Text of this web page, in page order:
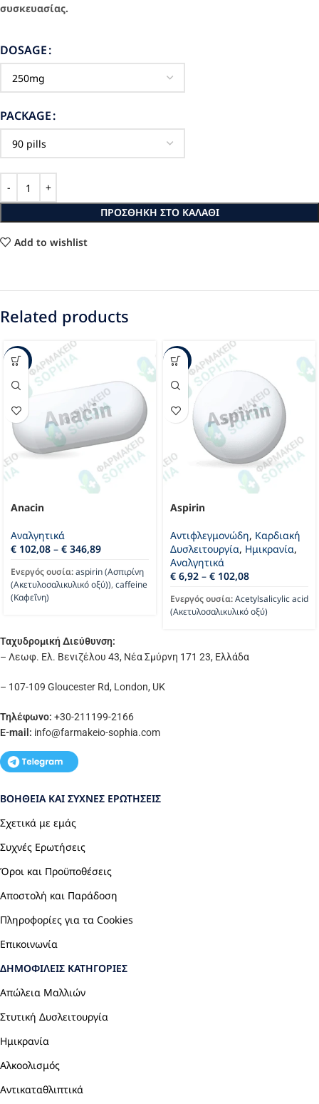
συσκευασίας.
DOSAGE
PACKAGE
ΠΡΟΣΘΉΚΗ ΣΤΟ ΚΑΛΆΘΙ
Add to wishlist
Related products
-15%
Anacin
Αναλγητικά
€ 102,08 – € 346,89
Ενεργός ουσία:aspirin (Ασπιρίνη
(Ακετυλοσαλικυλικό οξύ)), caffeine
(Καφεΐνη)
-33%
Aspirin
Αντιφλεγμονώδη, Καρδιακή
Δυσλειτουργία, Ημικρανία,
Αναλγητικά
€ 6,92 – € 102,08
Ενεργός ουσία:Acetylsalicylic acid
(Ακετυλοσαλικυλικό οξύ)
Ταχυδρομική Διεύθυνση:
– Λεωφ. Ελ. Βενιζέλου 43, Νέα Σμύρνη 171 23, Ελλάδα
– 107-109 Gloucester Rd, London, UK
Τηλέφωνο: +30-211199-2166
E-mail: info@farmakeio-sophia.com
ΒΟΉΘΕΙΑ ΚΑΙ ΣΥΧΝΈΣ ΕΡΩΤΉΣΕΙΣ
Σχετικά με εμάς
Συχνές Ερωτήσεις
Όροι και Προϋποθέσεις
Αποστολή και Παράδοση
Πληροφορίες για τα Cookies
Επικοινωνία
ΔΗΜΟΦΙΛΕΊΣ ΚΑΤΗΓΟΡΊΕΣ
Απώλεια Μαλλιών
Στυτική Δυσλειτουργία
Ημικρανία
Αλκοολισμός
Αντικαταθλιπτικά